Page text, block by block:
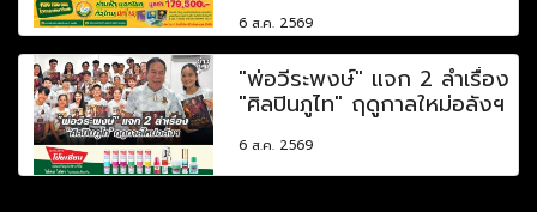
6 ส.ค. 2569
"พ่อวีระพงษ์" แจก 2 ลำเรื่อง
"ศิลปินภูไท" ฤดูกาลใหม่อลังฯ
6 ส.ค. 2569